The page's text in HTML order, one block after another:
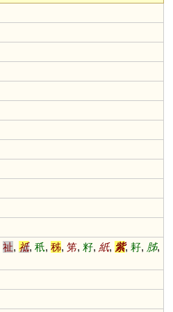
祉, 祗, 秖, 秭, 笫, 籽, 紙, 紫, 耔, 胏,